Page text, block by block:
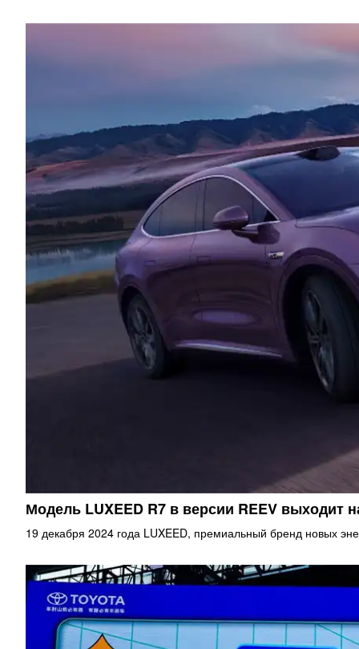
Модель LUXEED R7 в версии REEV выходит
19 декабря 2024 года LUXEED, премиальный бренд новых